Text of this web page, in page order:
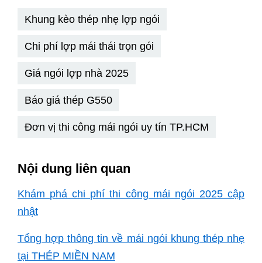
Khung kèo thép nhẹ lợp ngói
Chi phí lợp mái thái trọn gói
Giá ngói lợp nhà 2025
Báo giá thép G550
Đơn vị thi công mái ngói uy tín TP.HCM
Nội dung liên quan
Khám phá chi phí thi công mái ngói 2025 cập
nhật
Tổng hợp thông tin về mái ngói khung thép nhẹ
tại THÉP MIỀN NAM